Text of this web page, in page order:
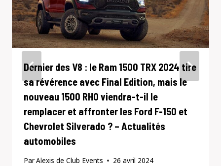
Dernier des V8 : le Ram 1500 TRX 2024 tire
sa révérence avec Final Edition, mais le
nouveau 1500 RHO viendra-t-il le
remplacer et affronter les Ford F-150 et
Chevrolet Silverado ? – Actualités
automobiles
ParAlexis de Club Events 26 avril 2024